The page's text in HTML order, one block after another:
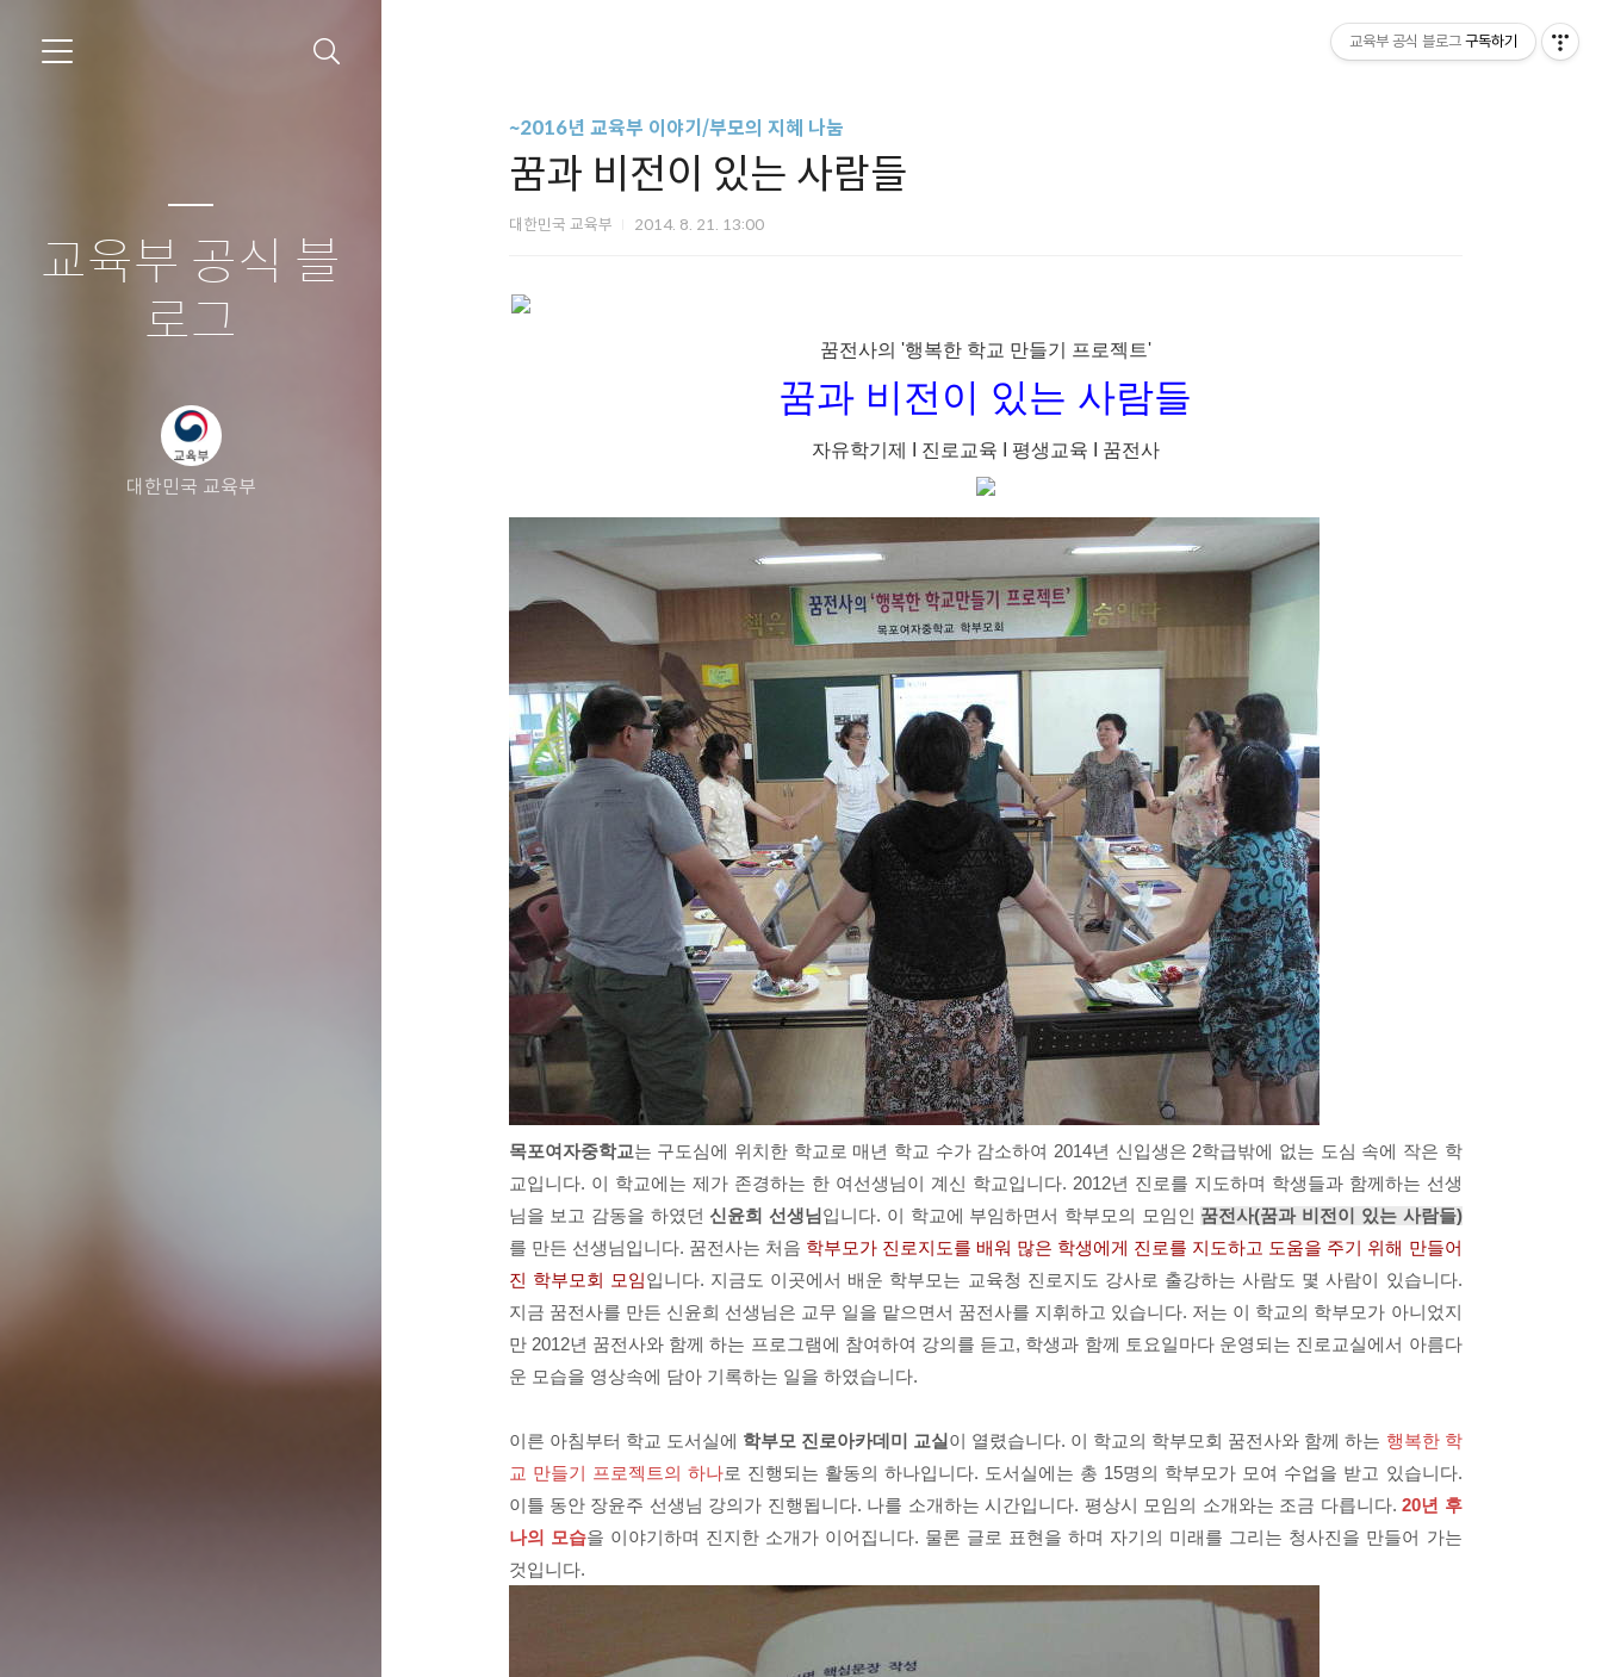
교육부 공식 블
로그
대한민국 교육부
~2016년 교육부 이야기/부모의 지혜 나눔
꿈과 비전이 있는 사람들
대한민국 교육부 2014. 8. 21. 13:00
꿈전사의 '행복한 학교 만들기 프로젝트'
꿈과 비전이 있는 사람들
자유학기제 I 진로교육 I 평생교육 I 꿈전사
목포여자중학교는 구도심에 위치한 학교로 매년 학교 수가 감소하여 2014년 신입생은 2학급밖에 없는 도심 속에 작은 학
교입니다. 이 학교에는 제가 존경하는 한 여선생님이 계신 학교입니다. 2012년 진로를 지도하며 학생들과 함께하는 선생
님을 보고 감동을 하였던신윤희 선생님 입니다. 이 학교에 부임하면서 학부모의 모임인 꿈전사(꿈과 비전이 있는 사람들)
를 만든 선생님입니다. 꿈전사는 처음 학부모가 진로지도를 배워 많은 학생에게 진로를 지도하고 도움을 주기 위해 만들어
진 학부모회 모임입니다. 지금도 이곳에서 배운 학부모는 교육청 진로지도 강사로 출강하는 사람도 몇 사람이 있습니다.
지금 꿈전사를 만든 신윤희 선생님은 교무 일을 맡으면서 꿈전사를 지휘하고 있습니다. 저는 이 학교의 학부모가 아니었지
만 2012년 꿈전사와 함께 하는 프로그램에 참여하여 강의를 듣고, 학생과 함께 토요일마다 운영되는 진로교실에서 아름다
운 모습을 영상속에 담아 기록하는 일을 하였습니다.
이른 아침부터 학교 도서실에 학부모 진로아카데미 교실 이 열렸습니다. 이 학교의 학부모회 꿈전사와 함께 하는 행복한 학
교 만들기 프로젝트의 하나로 진행되는 활동의 하나입니다. 도서실에는 총 15명의 학부모가 모여 수업을 받고 있습니다.
이틀 동안 장윤주 선생님 강의가 진행됩니다. 나를 소개하는 시간입니다. 평상시 모임의 소개와는 조금 다릅니다.20년 후
나의 모습을 이야기하며 진지한 소개가 이어집니다. 물론 글로 표현을 하며 자기의 미래를 그리는 청사진을 만들어 가는
것입니다.
교육부 공식 블로그 구독하기